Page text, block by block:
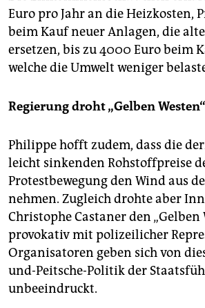
Euro pro Jahr an die Heizkosten,
beim Kauf neuer Anlagen, die
ersetzen, bis zu 4000 Euro beim
welche die Umwelt weniger
Regierung droht „Gelben
Philippe hofft zudem, dass die
leicht sinkenden Rohstoffpreise
Protestbewegung den Wind aus
nehmen. Zugleich drohte aber
Christophe Castaner den „Gelben
provokativ mit polizeilicher
Organisatoren geben sich von
und-Peitsche-Politik der
unbeeindruckt.